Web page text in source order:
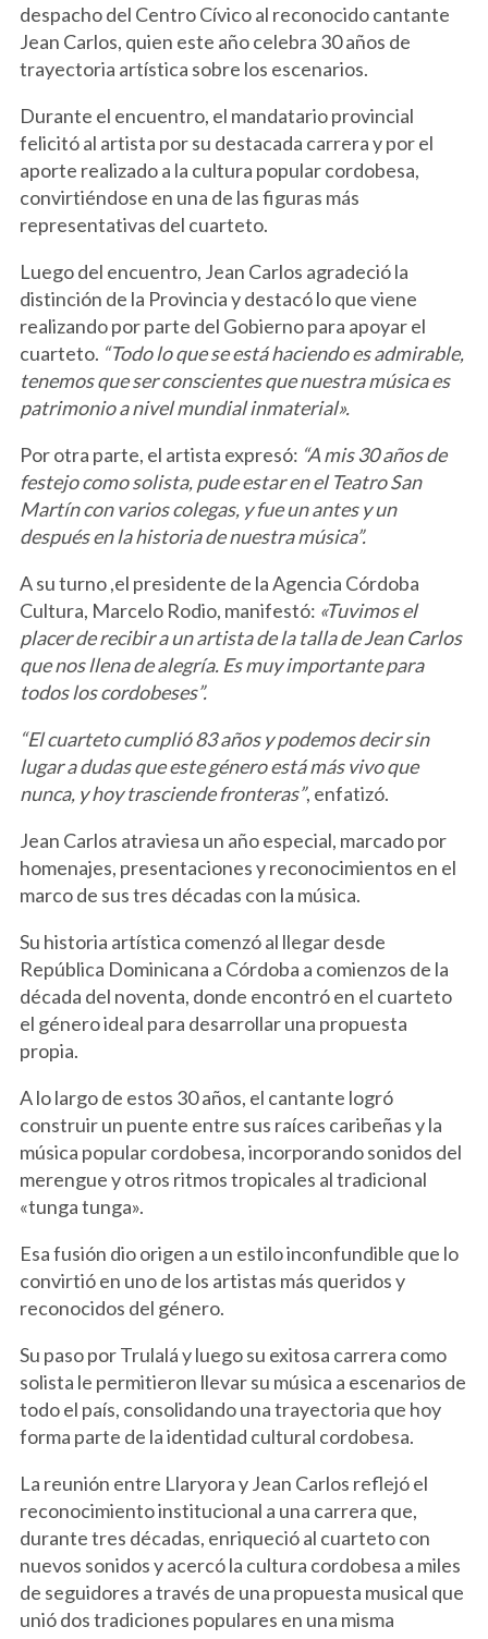
despacho del Centro Cívico al reconocido cantante
Jean Carlos, quien este año celebra 30 años de
trayectoria artística sobre los escenarios.
Durante el encuentro, el mandatario provincial
felicitó al artista por su destacada carrera y por el
aporte realizado a la cultura popular cordobesa,
convirtiéndose en una de las figuras más
representativas del cuarteto.
Luego del encuentro, Jean Carlos agradeció la
distinción de la Provincia y destacó lo que viene
realizando por parte del Gobierno para apoyar el
cuarteto. “Todo lo que se está haciendo es admirable,
tenemos que ser conscientes que nuestra música es
patrimonio a nivel mundial inmaterial».
Por otra parte, el artista expresó: “A mis 30 años de
festejo como solista, pude estar en el Teatro San
Martín con varios colegas, y fue un antes y un
después en la historia de nuestra música”.
A su turno ,el presidente de la Agencia Córdoba
Cultura, Marcelo Rodio, manifestó: «Tuvimos el
placer de recibir a un artista de la talla de Jean Carlos
que nos llena de alegría. Es muy importante para
todos los cordobeses”.
“El cuarteto cumplió 83 años y podemos decir sin
lugar a dudas que este género está más vivo que
nunca, y hoy trasciende fronteras”, enfatizó.
Jean Carlos atraviesa un año especial, marcado por
homenajes, presentaciones y reconocimientos en el
marco de sus tres décadas con la música.
Su historia artística comenzó al llegar desde
República Dominicana a Córdoba a comienzos de la
década del noventa, donde encontró en el cuarteto
el género ideal para desarrollar una propuesta
propia.
A lo largo de estos 30 años, el cantante logró
construir un puente entre sus raíces caribeñas y la
música popular cordobesa, incorporando sonidos del
merengue y otros ritmos tropicales al tradicional
«tunga tunga».
Esa fusión dio origen a un estilo inconfundible que lo
convirtió en uno de los artistas más queridos y
reconocidos del género.
Su paso por Trulalá y luego su exitosa carrera como
solista le permitieron llevar su música a escenarios de
todo el país, consolidando una trayectoria que hoy
forma parte de la identidad cultural cordobesa.
La reunión entre Llaryora y Jean Carlos reflejó el
reconocimiento institucional a una carrera que,
durante tres décadas, enriqueció al cuarteto con
nuevos sonidos y acercó la cultura cordobesa a miles
de seguidores a través de una propuesta musical que
unió dos tradiciones populares en una misma